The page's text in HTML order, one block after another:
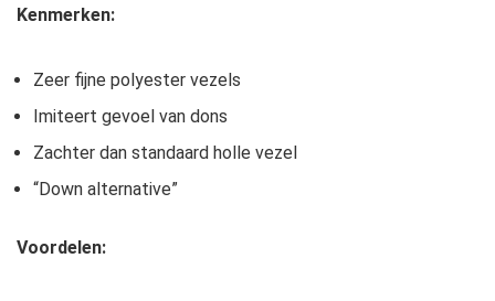
Kenmerken:
Zeer fijne polyester vezels
Imiteert gevoel van dons
Zachter dan standaard holle vezel
“Down alternative”
Voordelen: